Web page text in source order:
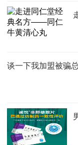
谈一下我加盟被骗